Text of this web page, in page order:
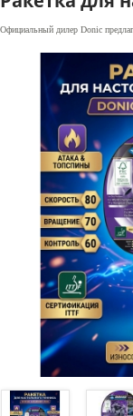
Официальный дилер Donic